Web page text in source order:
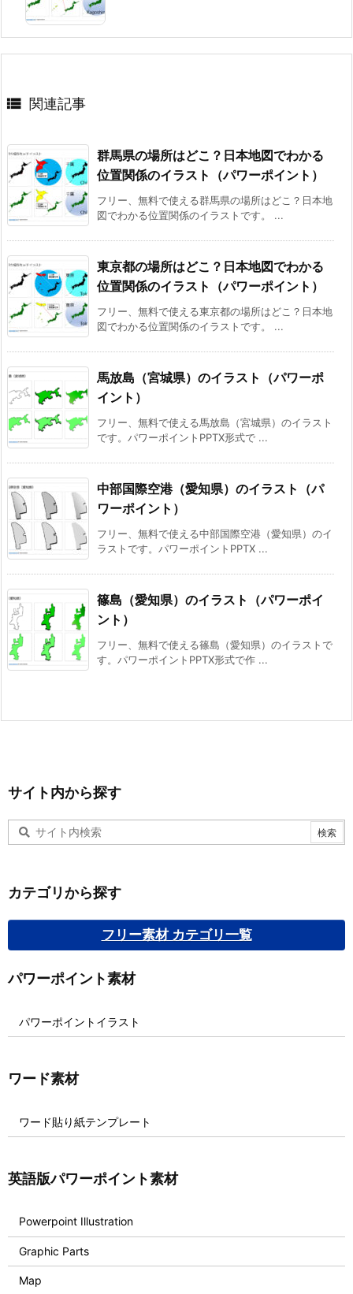
 関連記事
群馬県の場所はどこ？日本地図でわかる
位置関係のイラスト（パワーポイント）
フリー、無料で使える群馬県の場所はどこ？日本地
図でわかる位置関係のイラストです。 ...
東京都の場所はどこ？日本地図でわかる
位置関係のイラスト（パワーポイント）
フリー、無料で使える東京都の場所はどこ？日本地
図でわかる位置関係のイラストです。 ...
馬放島（宮城県）のイラスト（パワーポ
イント）
フリー、無料で使える馬放島（宮城県）のイラスト
です。パワーポイントPPTX形式で ...
中部国際空港（愛知県）のイラスト（パ
ワーポイント）
フリー、無料で使える中部国際空港（愛知県）のイ
ラストです。パワーポイントPPTX ...
篠島（愛知県）のイラスト（パワーポイ
ント）
フリー、無料で使える篠島（愛知県）のイラストで
す。パワーポイントPPTX形式で作 ...
サイト内から探す
カテゴリから探す
フリー素材 カテゴリ一覧
パワーポイント素材
パワーポイントイラスト
ワード素材
ワード貼り紙テンプレート
英語版パワーポイント素材
Powerpoint Illustration
Graphic Parts
Map